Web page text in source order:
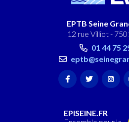
EPTB Seine
12 rue Villiot -
01 44 75
EPISEINE.FR